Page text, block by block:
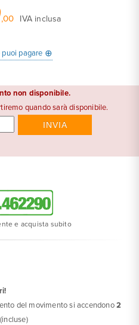
,00 IVA inclusa
pagare ⊕
non disponibile.
quando sarà disponibile.
e acquista subito
del movimento si accendono2
(incluse)